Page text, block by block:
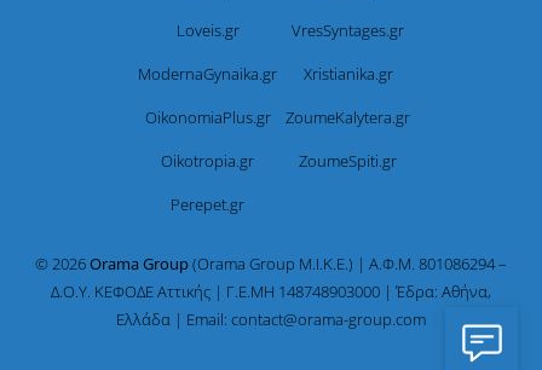
Loveis.gr
VresSyntages.gr
ModernaGynaika.gr
Xristianika.gr
OikonomiaPlus.gr
ZoumeKalytera.gr
Oikotropia.gr
ZoumeSpiti.gr
Perepet.gr
© 2026Orama Group(Orama Group Μ.Ι.Κ.Ε.) | Α.Φ.Μ. 801086294 –
Δ.Ο.Υ. ΚΕΦΟΔΕ Αττικής | Γ.Ε.ΜΗ 148748903000 | Έδρα: Αθήνα,
Ελλάδα | Email: contact@orama-group.com